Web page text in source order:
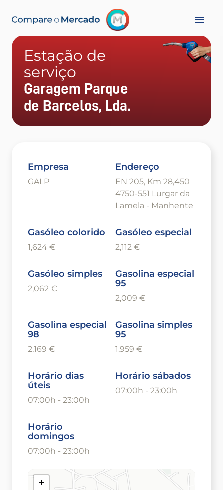
Estação de
serviço
Garagem Parque
de Barcelos, Lda.
Empresa
GALP
Endereço
EN 205, Km 28,450
4750-551 Lurgar da
Lamela - Manhente
Gasóleo colorido
1,624 €
Gasóleo especial
2,112 €
Gasóleo simples
2,062 €
Gasolina especial
95
2,009 €
Gasolina especial
98
2,169 €
Gasolina simples
95
1,959 €
Horário dias
úteis
07:00h - 23:00h
Horário sábados
07:00h - 23:00h
Horário
domingos
07:00h - 23:00h
+